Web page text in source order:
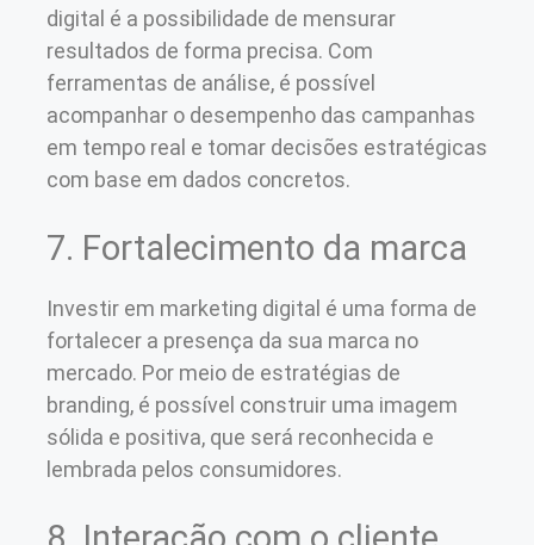
digital é a possibilidade de mensurar
resultados de forma precisa. Com
ferramentas de análise, é possível
acompanhar o desempenho das campanhas
em tempo real e tomar decisões estratégicas
com base em dados concretos.
7. Fortalecimento da marca
Investir em marketing digital é uma forma de
fortalecer a presença da sua marca no
mercado. Por meio de estratégias de
branding, é possível construir uma imagem
sólida e positiva, que será reconhecida e
lembrada pelos consumidores.